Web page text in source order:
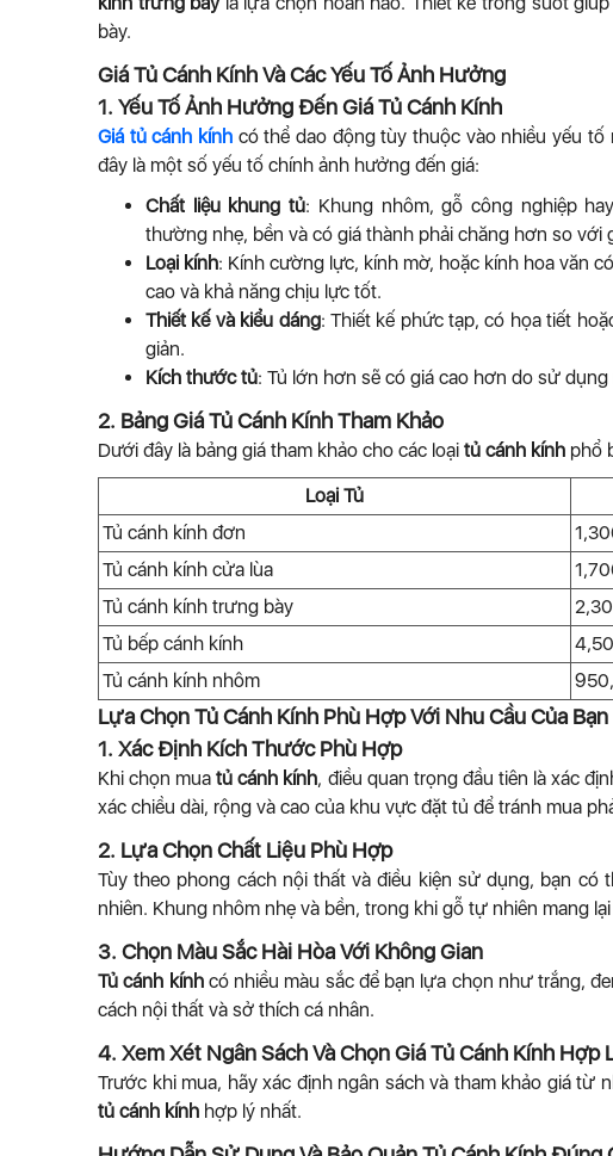
bày.
Giá Tủ Cánh Kính Và Các Yếu Tố Ảnh Hưởng
1. Yếu Tố Ảnh Hưởng Đến Giá Tủ Cánh Kính
Giá tủ cánh kính có thể dao động tùy thuộc vào nhiều yếu
đây là một số yếu tố chính ảnh hưởng đến giá:
Chất liệu khung tủ: Khung nhôm, gỗ công nghiệp
thường nhẹ, bền và có giá thành phải chăng hơn so với
Loại kính: Kính cường lực, kính mờ, hoặc kính hoa văn
cao và khả năng chịu lực tốt.
Thiết kế và kiểu dáng: Thiết kế phức tạp, có họa tiết
giản.
Kích thước tủ: Tủ lớn hơn sẽ có giá cao hơn do sử
2. Bảng Giá Tủ Cánh Kính Tham Khảo
Dưới đây là bảng giá tham khảo cho các loại tủ cánh kính phổ
Loại Tủ
Tủ cánh kính đơn
Tủ cánh kính cửa lùa
Tủ cánh kính trưng bày
Tủ bếp cánh kính
Tủ cánh kính nhôm
Lựa Chọn Tủ Cánh Kính Phù Hợp Với Nhu Cầu Của Bạn
1. Xác Định Kích Thước Phù Hợp
Khi chọn muatủ cánh kính, điều quan trọng đầu tiên là xác
xác chiều dài, rộng và cao của khu vực đặt tủ để tránh mua
2. Lựa Chọn Chất Liệu Phù Hợp
Tùy theo phong cách nội thất và điều kiện sử dụng, bạn
nhiên. Khung nhôm nhẹ và bền, trong khi gỗ tự nhiên mang
3. Chọn Màu Sắc Hài Hòa Với Không Gian
Tủ cánh kínhcó nhiều màu sắc để bạn lựa chọn như trắng,
cách nội thất và sở thích cá nhân.
4. Xem Xét Ngân Sách Và Chọn Giá Tủ Cánh Kính Hợp
Trước khi mua, hãy xác định ngân sách và tham khảo giá từ
tủ cánh kính hợp lý nhất.